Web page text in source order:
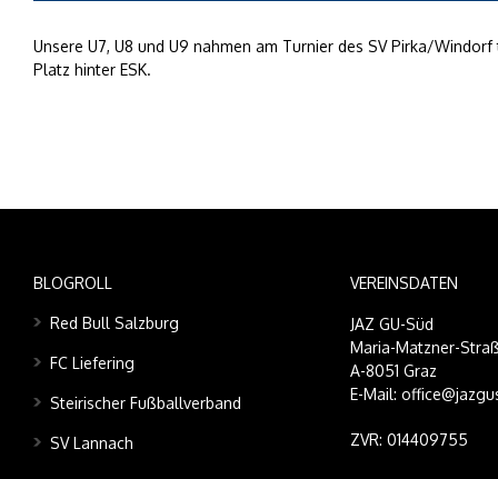
Unsere U7, U8 und U9 nahmen am Turnier des SV Pirka/
Platz hinter ESK.
BLOGROLL
Red Bull Salzburg
FC Liefering
Steirischer Fußballverband
SV Lannach
VEREINSDATEN
JAZ GU-Süd
Maria-Matzner-
A-8051 Graz
E-Mail:
ZVR: 014409755